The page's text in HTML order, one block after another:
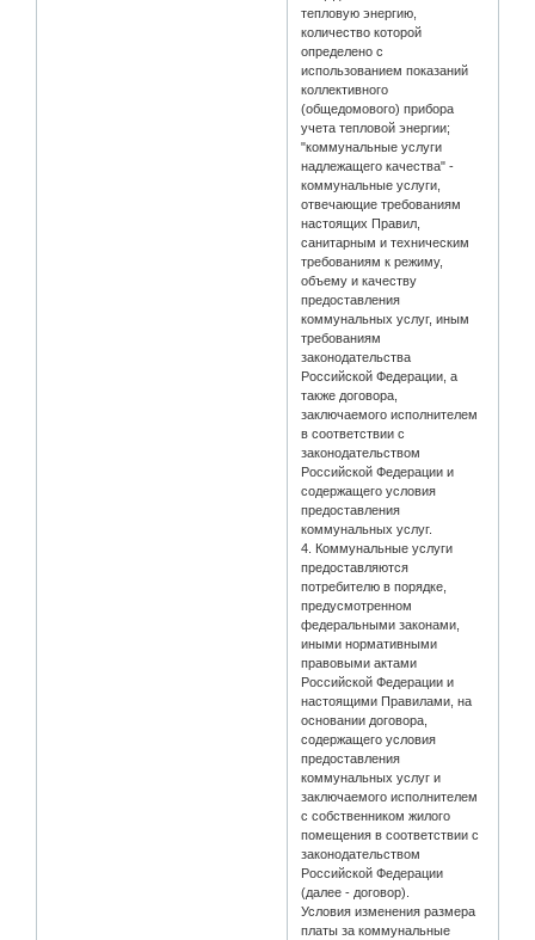
тепловую энергию,
количество которой
определено с
использованием показаний
коллективного
(общедомового) прибора
учета тепловой энергии;
"коммунальные услуги
надлежащего качества" -
коммунальные услуги,
отвечающие требованиям
настоящих Правил,
санитарным и техническим
требованиям к режиму,
объему и качеству
предоставления
коммунальных услуг, иным
требованиям
законодательства
Российской Федерации, а
также договора,
заключаемого исполнителем
в соответствии с
законодательством
Российской Федерации и
содержащего условия
предоставления
коммунальных услуг.
4. Коммунальные услуги
предоставляются
потребителю в порядке,
предусмотренном
федеральными законами,
иными нормативными
правовыми актами
Российской Федерации и
настоящими Правилами, на
основании договора,
содержащего условия
предоставления
коммунальных услуг и
заключаемого исполнителем
с собственником жилого
помещения в соответствии с
законодательством
Российской Федерации
(далее - договор).
Условия изменения размера
платы за коммунальные